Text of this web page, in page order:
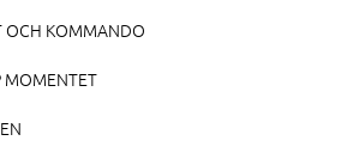
OCH KOMMANDO
MOMENTET